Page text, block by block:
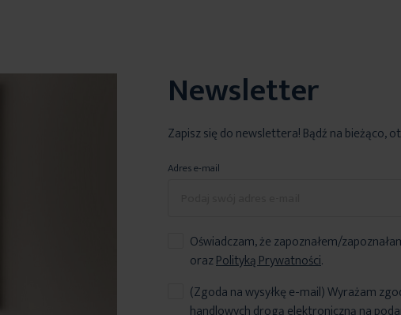
Newsletter
Zapisz się do newslettera! Bądź na bieżąco,
Adres e-mail
Oświadczam, że zapoznałem/
orazPolityką Prywatności.
(Zgoda na wysyłkę e-mail) Wyrażam